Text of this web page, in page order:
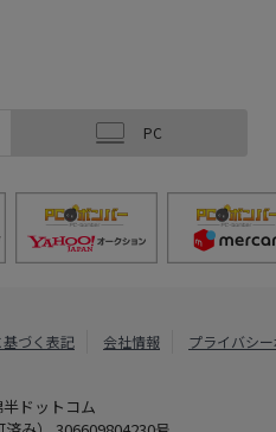
PC
づく表記 会社情報 プライバシ
ドットコム